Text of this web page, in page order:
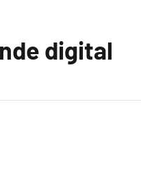
digital